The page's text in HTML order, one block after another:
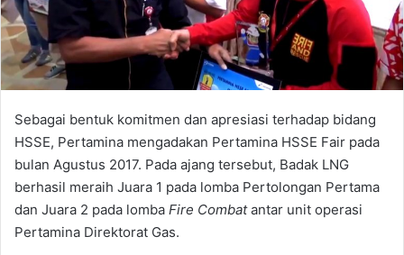
Sebagai bentuk komitmen dan apresiasi terhadap bidang
HSSE, Pertamina mengadakan Pertamina HSSE Fair pada
bulan Agustus 2017. Pada ajang tersebut, Badak LNG
berhasil meraih Juara 1 pada lomba Pertolongan Pertama
dan Juara 2 pada lomba Fire Combatantar unit operasi
Pertamina Direktorat Gas.